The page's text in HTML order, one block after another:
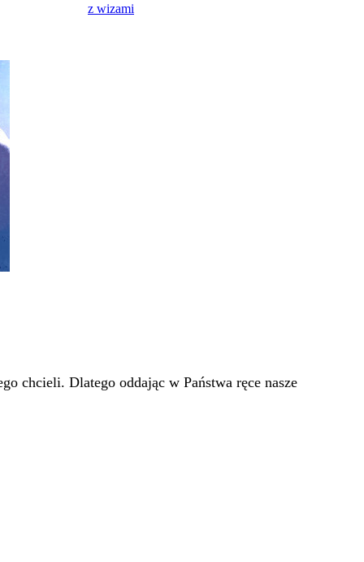
z wizami
chcieli. Dlatego oddając w Państwa ręce nasze